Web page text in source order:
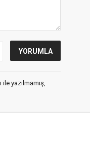
yazılmamış,